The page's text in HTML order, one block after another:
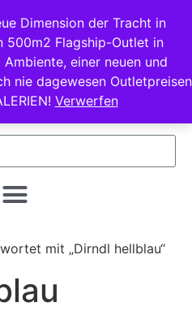
Dimension der Tracht in
500m2 Flagship-Outlet in
einer neuen und
nie dagewesen Outletpreisen
Verwerfen
mit „Dirndl hellblau“